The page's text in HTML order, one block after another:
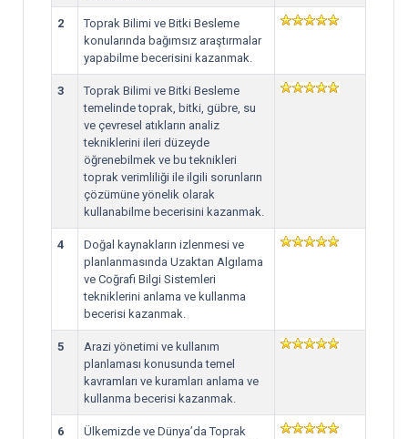
2
Toprak Bilimi ve Bitki Besleme
konularında bağımsız araştırmalar
yapabilme becerisini kazanmak.
3
Toprak Bilimi ve Bitki Besleme
temelinde toprak, bitki, gübre, su
ve çevresel atıkların analiz
tekniklerini ileri düzeyde
öğrenebilmek ve bu teknikleri
toprak verimliliği ile ilgili sorunların
çözümüne yönelik olarak
kullanabilme becerisini kazanmak.
4
Doğal kaynakların izlenmesi ve
planlanmasında Uzaktan Algılama
ve Coğrafi Bilgi Sistemleri
tekniklerini anlama ve kullanma
becerisi kazanmak.
5
Arazi yönetimi ve kullanım
planlaması konusunda temel
kavramları ve kuramları anlama ve
kullanma becerisi kazanmak.
6
Ülkemizde ve Dünya’da Toprak